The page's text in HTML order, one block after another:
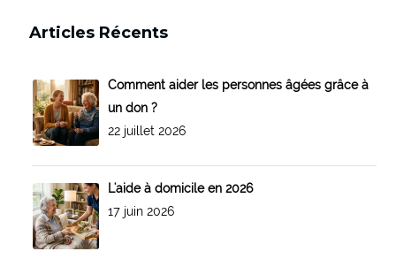
Articles Récents
Comment aider les personnes âgées grâce à
un don ?
22 juillet 2026
L'aide à domicile en 2026
17 juin 2026